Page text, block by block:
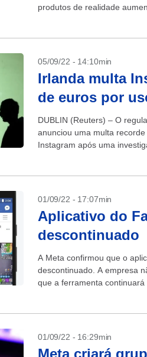
produtos de realidade
05/09/22 - 14:10min
Irlanda multa
de euros por
DUBLIN (Reuters) – O
anunciou uma multa
Instagram após uma
01/09/22 - 17:07min
Aplicativo do
descontinuado
A Meta confirmou que o
descontinuado. A empresa
que a ferramenta
01/09/22 - 16:29min
Meta criará